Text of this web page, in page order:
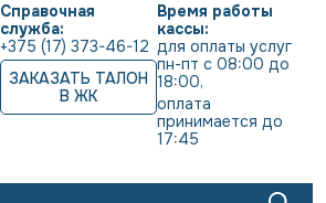
Справочная
служба:
+375 (17) 373-46-12
ЗАКАЗАТЬ ТАЛОН
В ЖК
Время работы
кассы:
для оплаты услуг
пн-пт с 08:00 до
18:00,
оплата
принимается до
17:45